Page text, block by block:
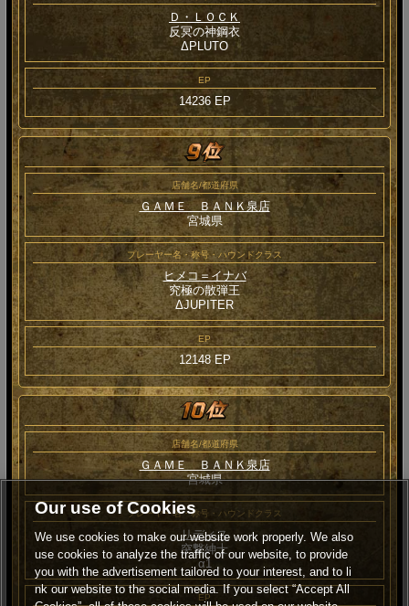
Ｄ・ＬＯＣＫ
反冥の神鋼衣
ΔPLUTO
EP
14236 EP
店舗名/都道府県
ＧＡＭＥ ＢＡＮＫ泉店
宮城県
プレーヤー名・称号・ハウンドクラス
ヒメコ＝イナバ
究極の散弾王
ΔJUPITER
EP
12148 EP
店舗名/都道府県
ＧＡＭＥ ＢＡＮＫ泉店
宮城県
プレーヤー名・称号・ハウンドクラス
リディス
突撃紳士
α1
EP
Our use of Cookies
We use cookies to make our website work properly. We also
use cookies to analyze the traffic of our website, to provide
you with the advertisement tailored to your interest, and to li
nk our website to the social media. If you select “Accept All